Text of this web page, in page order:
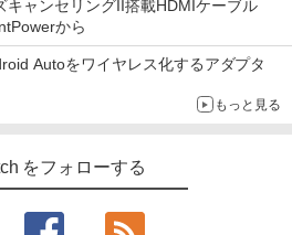
キャンセリングII搭載HDMIケーブル
から
Autoをワイヤレス化するアダプタ
もっと見る
をフォローする